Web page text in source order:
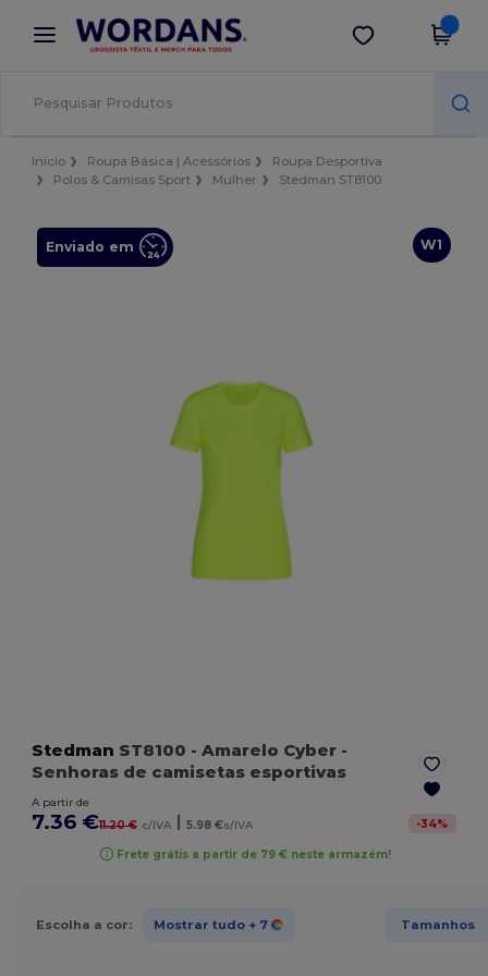
× App Wordans
Melhores preços na app!
Obter app
Início Roupa Básica | Acessórios
Roupa Desportiva
Polos & Camisas Sport
Mulher Stedman ST8100
W1
Enviado em
Stedman ST8100 - Amarelo Cyber -
Senhoras de camisetas esportivas
A partir de
7.36 €11.20 € c/IVA | 5.98 €s/IVA -34%
Frete grátis a partir de 79 € neste armazém!
Escolha a cor: Mostrar tudo + 7 Tamanhos